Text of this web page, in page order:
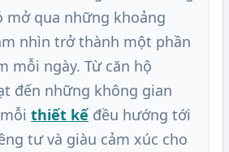
mở qua những khoảng
nhìn trở thành một phần
mỗi ngày. Từ căn hộ
đến những không gian
thiết kế đều hướng tới
tư và giàu cảm xúc cho